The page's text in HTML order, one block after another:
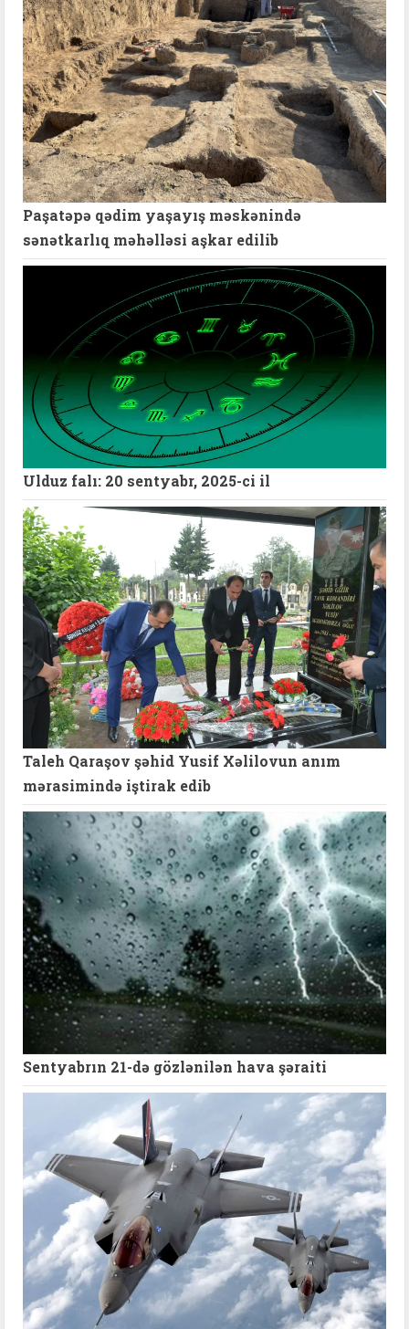
Paşatəpə qədim yaşayış məskənində
sənətkarlıq məhəlləsi aşkar edilib
Ulduz falı: 20 sentyabr, 2025-ci il
Taleh Qaraşov şəhid Yusif Xəlilovun anım
mərasimində iştirak edib
Sentyabrın 21-də gözlənilən hava şəraiti